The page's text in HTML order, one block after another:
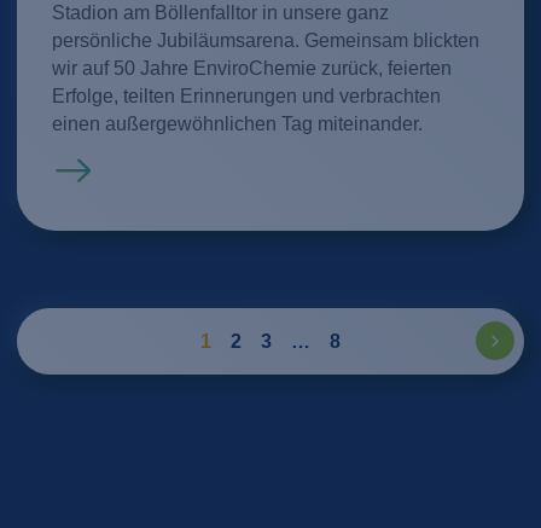
Stadion am Böllenfalltor in unsere ganz
persönliche Jubiläumsarena. Gemeinsam blickten
wir auf 50 Jahre EnviroChemie zurück, feierten
Erfolge, teilten Erinnerungen und verbrachten
einen außergewöhnlichen Tag miteinander.
Mehr erfahren
1 2 3 … 8